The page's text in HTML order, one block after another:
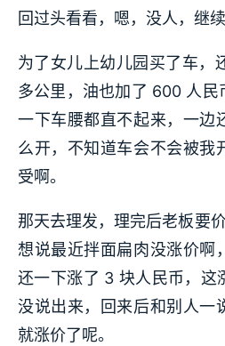
回过头看看，嗯，没人，继续
为了女儿上幼儿园买了车，
多公里，油也加了 600 人民
一下车腰都直不起来，一边
么开，不知道车会不会被我
受啊。
那天去理发，理完后老板要
想说最近拌面扁肉没涨价啊
还一下涨了 3 块人民币，这
没说出来，回来后和别人一
就涨价了呢。